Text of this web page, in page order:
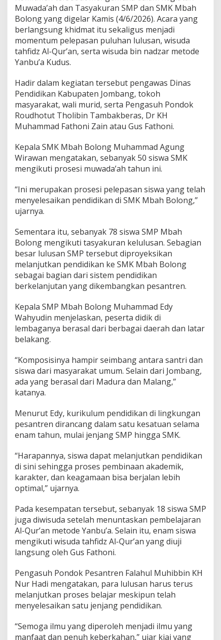
n
H
a
f
i
d
n
g
F
a
s
B
a
a
a
I
r
i
s
Muwada’ah dan Tasyakuran SMP dan SMK Mbah
Bolong yang digelar Kamis (4/6/2026). Acara yang
berlangsung khidmat itu sekaligus menjadi
momentum pelepasan puluhan lulusan, wisuda
tahfidz Al-Qur’an, serta wisuda bin nadzar metode
Yanbu’a Kudus.
Hadir dalam kegiatan tersebut pengawas Dinas
Pendidikan Kabupaten Jombang, tokoh
masyarakat, wali murid, serta Pengasuh Pondok
Roudhotut Tholibin Tambakberas, Dr KH
Muhammad Fathoni Zain atau Gus Fathoni.
Kepala SMK Mbah Bolong Muhammad Agung
Wirawan mengatakan, sebanyak 50 siswa SMK
mengikuti prosesi muwada’ah tahun ini.
“Ini merupakan prosesi pelepasan siswa yang telah
menyelesaikan pendidikan di SMK Mbah Bolong,”
ujarnya.
Sementara itu, sebanyak 78 siswa SMP Mbah
Bolong mengikuti tasyakuran kelulusan. Sebagian
besar lulusan SMP tersebut diproyeksikan
melanjutkan pendidikan ke SMK Mbah Bolong
sebagai bagian dari sistem pendidikan
berkelanjutan yang dikembangkan pesantren.
Kepala SMP Mbah Bolong Muhammad Edy
Wahyudin menjelaskan, peserta didik di
lembaganya berasal dari berbagai daerah dan latar
belakang.
“Komposisinya hampir seimbang antara santri dan
siswa dari masyarakat umum. Selain dari Jombang,
ada yang berasal dari Madura dan Malang,”
katanya.
Menurut Edy, kurikulum pendidikan di lingkungan
pesantren dirancang dalam satu kesatuan selama
enam tahun, mulai jenjang SMP hingga SMK.
“Harapannya, siswa dapat melanjutkan pendidikan
di sini sehingga proses pembinaan akademik,
karakter, dan keagamaan bisa berjalan lebih
optimal,” ujarnya.
Pada kesempatan tersebut, sebanyak 18 siswa SMP
juga diwisuda setelah menuntaskan pembelajaran
Al-Qur’an metode Yanbu’a. Selain itu, enam siswa
mengikuti wisuda tahfidz Al-Qur’an yang diuji
langsung oleh Gus Fathoni.
Pengasuh Pondok Pesantren Falahul Muhibbin KH
Nur Hadi mengatakan, para lulusan harus terus
melanjutkan proses belajar meskipun telah
menyelesaikan satu jenjang pendidikan.
“Semoga ilmu yang diperoleh menjadi ilmu yang
manfaat dan penuh keberkahan,” ujar kiai yang